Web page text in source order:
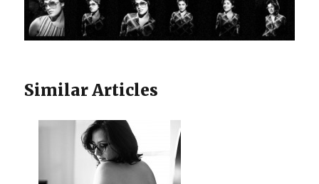
Similar Articles